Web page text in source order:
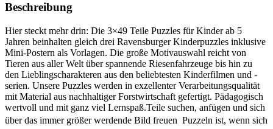
Beschreibung
Hier steckt mehr drin: Die 3×49 Teile Puzzles für Kinder ab 5
Jahren beinhalten gleich drei Ravensburger Kinderpuzzles inklusive
Mini-Postern als Vorlagen. Die große Motivauswahl reicht von
Tieren aus aller Welt über spannende Riesenfahrzeuge bis hin zu
den Lieblingscharakteren aus den beliebtesten Kinderfilmen und -
serien. Unsere Puzzles werden in exzellenter Verarbeitungsqualität
mit Material aus nachhaltiger Forstwirtschaft gefertigt. Pädagogisch
wertvoll und mit ganz viel Lernspaß.Teile suchen, anfügen und sich
über das immer größer werdende Bild freuen  Puzzeln ist, wenn sich